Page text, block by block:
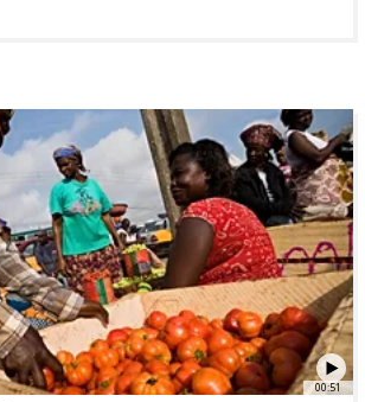
00:51